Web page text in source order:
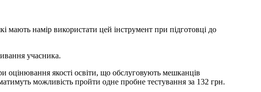
мають намір використати цей інструмент при підготовці до
учасника.
оцінювання якості освіти, що обслуговують мешканців
можливість пройти одне пробне тестування за 132 грн.